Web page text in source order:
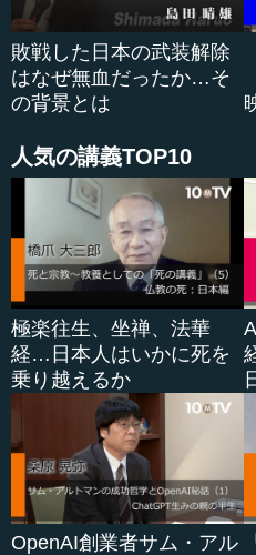
そういう外交が成り立つか
別として、輝元の目論見と安
受けた外交政策というのは、
おくというものです。そして
敗戦した日本の武装解除
はなぜ無血だったか…そ
の背景とは
人気の講義TOP10
極楽往生、坐禅、法華
経…日本人はいかに死を
乗り越えるか
OpenAI創業者サム・アル